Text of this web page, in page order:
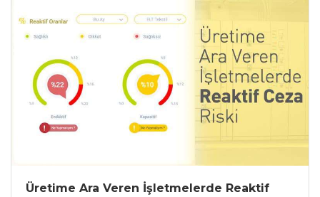
Üretime Ara Veren İşletmelerde Reaktif